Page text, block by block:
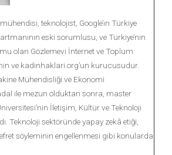
teknolojist, Google’ın Türkiye
eski sorumlusu, ve Türkiye’nin
olan Gözlemevi İnternet ve Toplum
ve kadinhaklari.org’un kurucusudur.
Mühendisliği ve Ekonomi
ile mezun olduktan sonra, master
İletişim, Kültür ve Teknoloji
Teknoloji sektöründe yapay zekâ etiği,
söyleminin engellenmesi gibi konularda